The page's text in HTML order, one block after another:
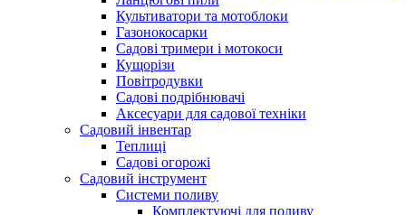
Культиватори та мотоблоки
Газонокосарки
Садові тримери і мотокоси
Кущорізи
Повітродувки
Садові подрібнювачі
Аксесуари для садової техніки
Садовий інвентар
Теплиці
Садові огорожі
Садовий інструмент
Системи поливу
Комплектуючі для поливу